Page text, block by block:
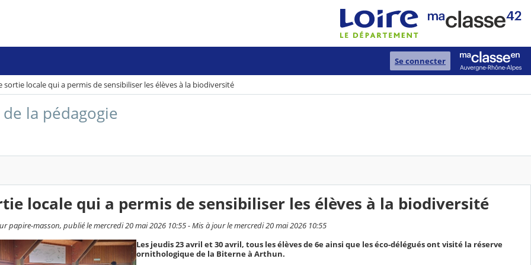
Se connecter
sortie locale qui a permis de sensibiliser les élèves à la biodiversité
la pédagogie
locale qui a permis de sensibiliser les élèves à la biodiversité
papire-masson, publié le mercredi 20 mai 2026 10:55 - Mis à jour le mercredi 20 mai 2026 10:55
Les jeudis 23 avril et 30 avril, tous les élèves de 6e ainsi que les éco-délégués ont visité la réserve
ornithologique de la Biterne à Arthun.